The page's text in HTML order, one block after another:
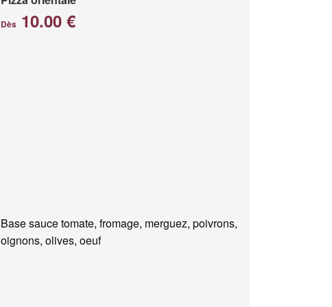
Dès 10.00 €
Base sauce tomate, fromage, merguez, poivrons,
oignons, olives, oeuf